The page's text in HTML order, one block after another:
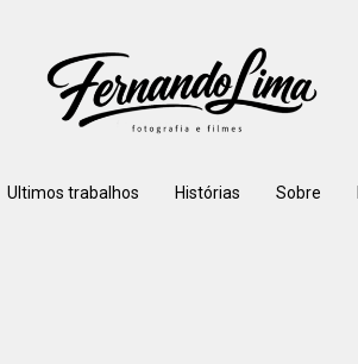
Ultimos trabalhos Histórias Sobre